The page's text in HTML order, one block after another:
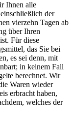
Ihnen alle
der
vierzehn Tagen ab
über Ihren
Für diese
das Sie bei
es sei denn, mit
in keinem Fall
berechnet. Wir
Waren wieder
erbracht haben,
welches der